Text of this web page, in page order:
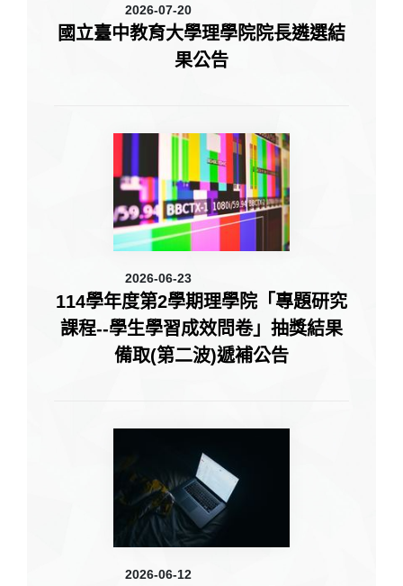
2026-07-20
國立臺中教育大學理學院院長遴選結
果公告
2026-06-23
114學年度第2學期理學院「專題研究
課程--學生學習成效問卷」抽獎結果
備取(第二波)遞補公告
2026-06-12